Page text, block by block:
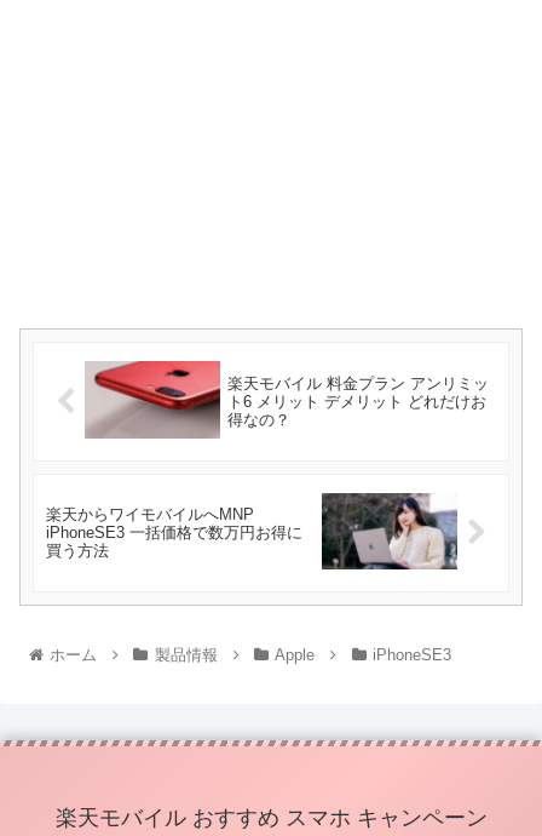
楽天モバイル 料金プラン アンリミッ
ト6 メリット デメリット どれだけお
得なの？
楽天からワイモバイルへMNP
iPhoneSE3 一括価格で数万円お得に
買う方法
ホーム 製品情報 Apple iPhoneSE3
楽天モバイル おすすめ スマホ キャンペーン